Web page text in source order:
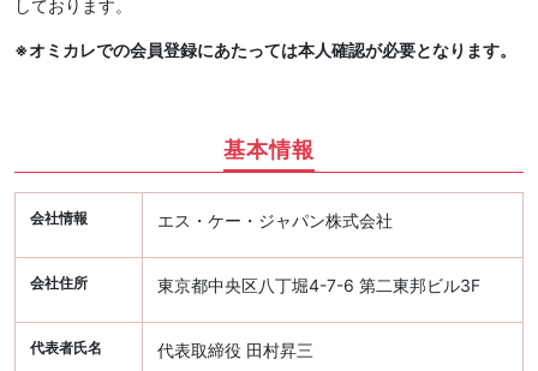
しております。
※オミカレでの会員登録にあたっては本人確認が必要となります。
基本情報
会社情報 エス・ケー・ジャパン株式会社
会社住所 東京都中央区八丁堀4-7-6 第二東邦ビル3F
代表者氏名 代表取締役 田村昇三